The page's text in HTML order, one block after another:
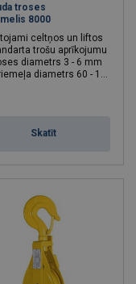
troses
8000
celtņos un liftos
trošu aprīkojumu
diametrs 3 - 6 mm
diametrs 60 - 120 mm
Skatīt